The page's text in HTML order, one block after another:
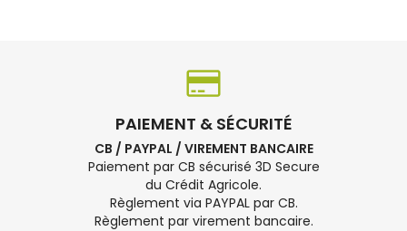
PAIEMENT & SÉCURITÉ
CB / PAYPAL / VIREMENT BANCAIRE
Paiement par CB sécurisé 3D Secure
du Crédit Agricole.
Règlement via PAYPAL par CB.
Règlement par virement bancaire.